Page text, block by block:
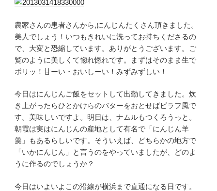
農家さんの患者さんから,にんじんたくさん頂きました。
美人でしょう！いつもきれいに洗ってお持ちくださるの
で、大変と恐縮しています。ありがとうございます。ご
覧のように美しくて惚れ惚れです。まずはそのまま生で
ポリッ！甘ーい・おいしーい！みずみずしい！
今日はにんじんご飯をセットして出勤してきました。炊
き上がったらひとかけらのバターをおとせばピラフ風で
す。美味しいですよ。明日は、ナムルもつくろうっと。
朝霞は実はにんじんの産地として有名で「にんじん羊
羹」もあるらしいです。そういえば、どちらかの地方で
「いかにんじん」と言うのをやっていましたが、どのよ
うに作るのでしょうか？
今日はいよいよこの沿線が横浜まで直通になる日です。